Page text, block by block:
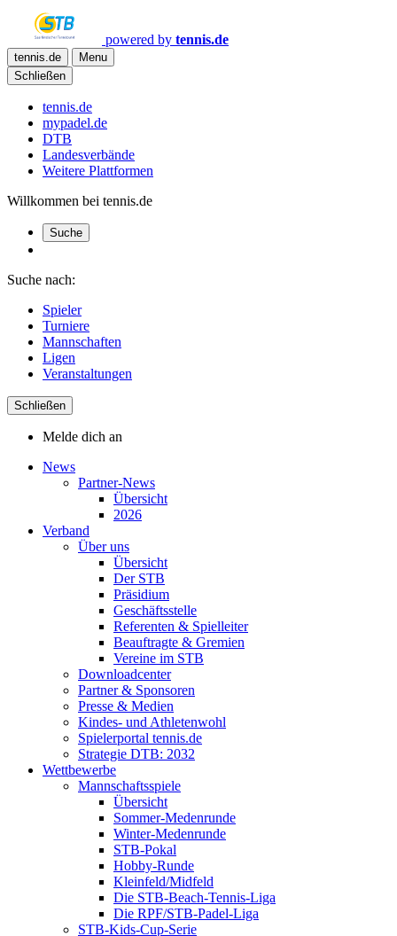
powered by tennis.de
tennis.de
Menu
Schließen
tennis.de
mypadel.de
DTB
Landesverbände
Weitere Plattformen
Willkommen bei tennis.de
Suche
Suche nach:
Spieler
Turniere
Mannschaften
Ligen
Veranstaltungen
Schließen
Melde dich an
News
Partner-News
Übersicht
2026
Verband
Über uns
Übersicht
Der STB
Präsidium
Geschäftsstelle
Referenten & Spielleiter
Beauftragte & Gremien
Vereine im STB
Downloadcenter
Partner & Sponsoren
Presse & Medien
Kindes- und Athletenwohl
Spielerportal tennis.de
Strategie DTB: 2032
Wettbewerbe
Mannschaftsspiele
Übersicht
Sommer-Medenrunde
Winter-Medenrunde
STB-Pokal
Hobby-Runde
Kleinfeld/Midfeld
Die STB-Beach-Tennis-Liga
Die RPF/STB-Padel-Liga
STB-Kids-Cup-Serie